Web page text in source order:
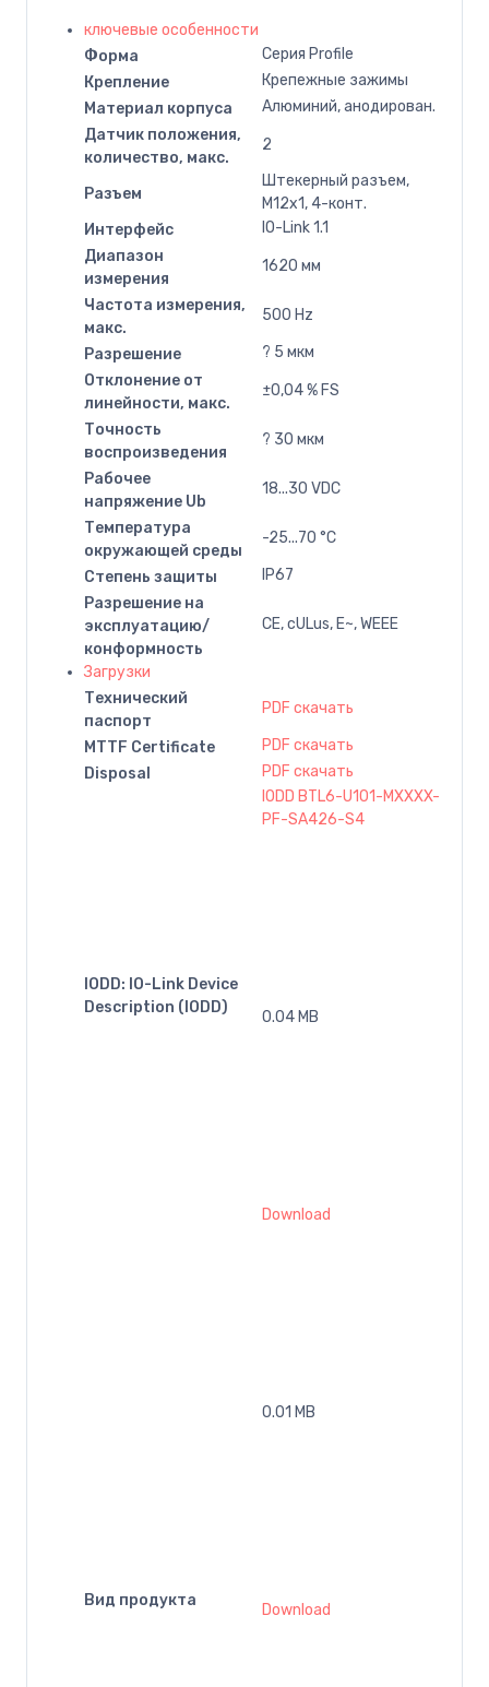
ключевые особенности
Форма
Серия Profile
Крепление
Крепежные зажимы
Материал корпуса
Алюминий, анодирован.
Датчик положения,
количество, макс.
2
Разъем
Штекерный разъем,
M12x1, 4-конт.
Интерфейс
IO-Link 1.1
Диапазон
измерения
1620 мм
Частота измерения,
макс.
500 Hz
Разрешение
? 5 мкм
Отклонение от
линейности, макс.
±0,04 % FS
Точность
воспроизведения
? 30 мкм
Рабочее
напряжение Ub
18...30 VDC
Температура
окружающей среды
-25...70 °C
Степень защиты
IP67
Разрешение на
эксплуатацию/
конформность
CE, cULus, E~, WEEE
Загрузки
Технический
паспорт
PDF скачать
MTTF Certificate
PDF скачать
Disposal
PDF скачать
IODD: IO-Link Device
Description (IODD)
IODD BTL6-U101-MXXXX-
PF-SA426-S4
0.04 MB
Вид продукта
Download
0.01 MB
Download